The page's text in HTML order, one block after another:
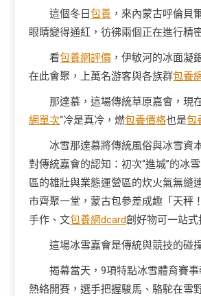
這個冬日包養 ，來內蒙古呼倫貝
眼睛變得通紅，彷彿兩個正在進行精
看包養網評價 ，伊敏河的冰面凝
在此會聚，上萬名游客與各族群包養
那達慕，這場傳統草原嘉會，現
網單次“冷是真冷，燃包養價格也是包
冰雪那達慕將傳統風俗與冰雪資
對傳統嘉會的認知：初次“進城”的冰
區的雄壯與業態運營區的炊火氣無縫
市齊聚一堂，蒙古包參差成趣「天秤
手作、文包養網dcard創好物可一站
這場冰雪嘉會是傳統與競技的碰
揭幕當天，9項特點冰雪體育賽
熱絡開賽，選手把握駿馬、駱駝在雪